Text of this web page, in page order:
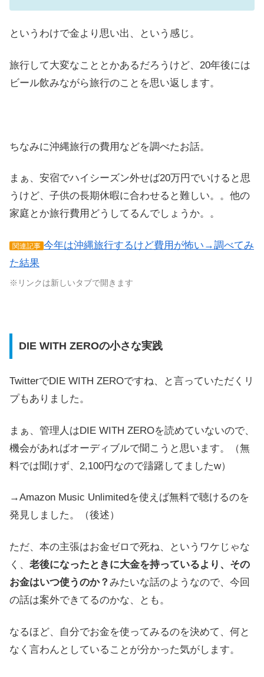
というわけで金より思い出、という感じ。
旅行して大変なこととかあるだろうけど、20年後には
ビール飲みながら旅行のことを思い返します。
ちなみに沖縄旅行の費用などを調べたお話。
まぁ、安宿でハイシーズン外せば20万円でいけると思
うけど、子供の長期休暇に合わせると難しい。。他の
家庭とか旅行費用どうしてるんでしょうか。。
関連記事 今年は沖縄旅行するけど費用が怖い→調べてみ
た結果
※リンクは新しいタブで開きます
DIE WITH ZEROの小さな実践
TwitterでDIE WITH ZEROですね、と言っていただくリ
プもありました。
まぁ、管理人はDIE WITH ZEROを読めていないので、
機会があればオーディブルで聞こうと思います。（無
料では聞けず、2,100円なので躊躇してましたw）
→Amazon Music Unlimitedを使えば無料で聴けるのを
発見しました。（後述）
ただ、本の主張はお金ゼロで死ね、というワケじゃな
く、 老後になったときに大金を持っているより、その
お金はいつ使うのか？ みたいな話のようなので、今回
の話は案外できてるのかな、とも。
なるほど、自分でお金を使ってみるのを決めて、何と
なく言わんとしていることが分かった気がします。